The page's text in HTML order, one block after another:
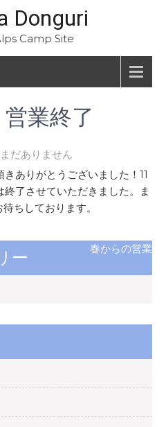
Donguri
Camp Site
業終了
だありません
ありがとうございました！11
了させていただきました。ま
ちしております。
春からの営業
ー